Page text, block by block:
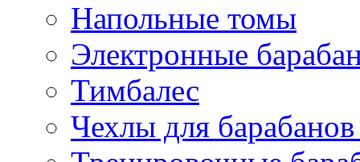
Напольные томы
Электронные
Тимбалес
Чехлы для